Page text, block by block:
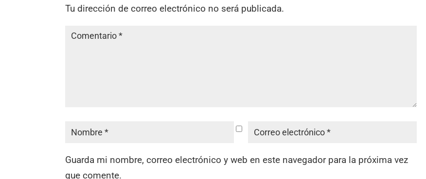
Tu dirección de correo electrónico no será publicada.
Guarda mi nombre, correo electrónico y web en este navegador para la próxima vez
que comente.